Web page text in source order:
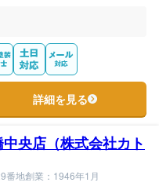
詳細を見る
央店（株式会社カト
番地創業：1946年1月